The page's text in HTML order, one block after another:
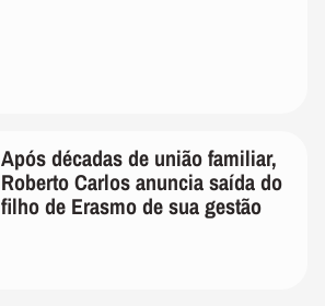
Após décadas de união familiar,
Roberto Carlos anuncia saída do
filho de Erasmo de sua gestão